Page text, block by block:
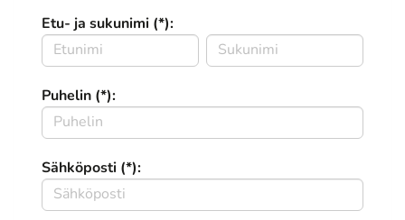
Etu- ja sukunimi (*):
Puhelin (*):
Sähköposti (*):